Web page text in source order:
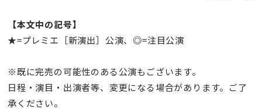
【本文中の記号】
★=プレミエ［新演出］公演、◎=注目公演
※既に完売の可能性のある公演もございます。
日程・演目・出演者等、変更になる場合があります。ご了
承ください。